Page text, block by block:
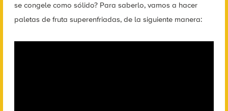
se congele como sólido? Para saberlo, vamos a hacer
paletas de fruta superenfriadas, de la siguiente manera: